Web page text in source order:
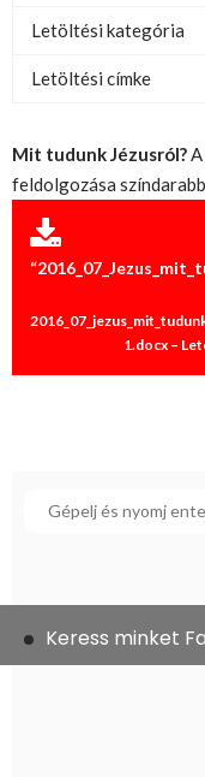
Letöltési kategória
Letöltési címke
Mit tudunk Jézusról?
feldolgozása
1.docx –
Keress minket